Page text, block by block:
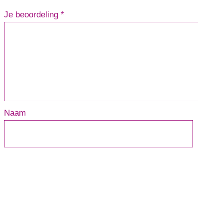
Je beoordeling *
Naam